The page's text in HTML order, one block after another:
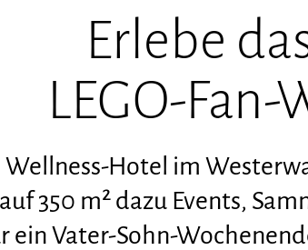
Erlebe
LEGO-
Hotel im
350 m² dazu Events,
ein Vater-Sohn-